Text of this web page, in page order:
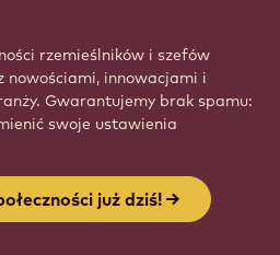
rzemieślników i szefów
nowościami, innowacjami i
Gwarantujemy brak spamu:
swoje ustawienia
już dziś!